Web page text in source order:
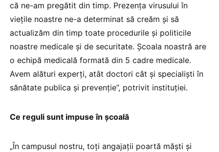
că ne-am pregătit din timp. Prezența virusului în
viețile noastre ne-a determinat să creăm și să
actualizăm din timp toate procedurile și politicile
noastre medicale și de securitate. Școala noastră are
o echipă medicală formată din 5 cadre medicale.
Avem alături experți, atât doctori cât și specialiști în
sănătate publica și prevenție”, potrivit instituției.
Ce reguli sunt impuse în școală
„În campusul nostru, toți angajații poartă măști și